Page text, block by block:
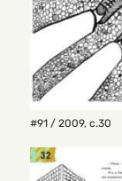
#91 / 2009, с.30